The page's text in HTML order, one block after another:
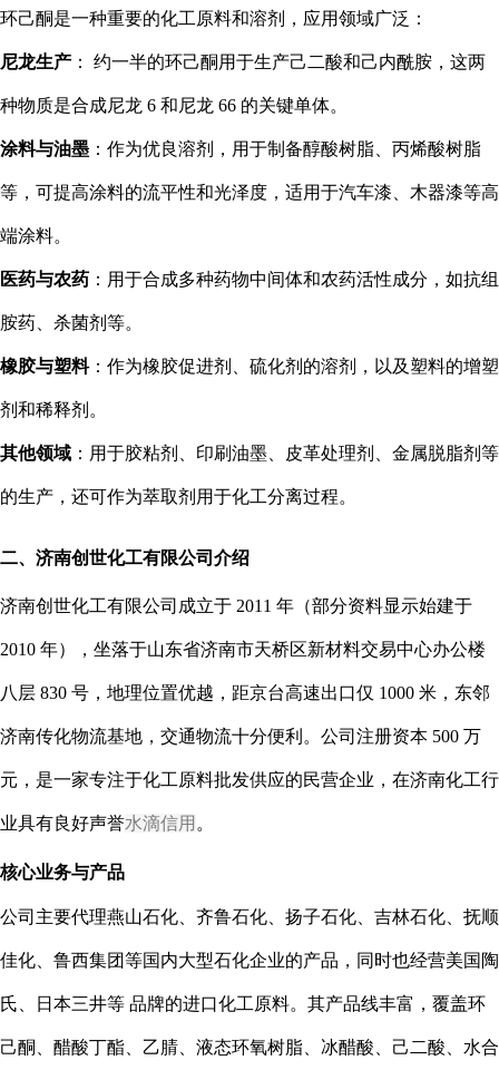
环己酮是一种重要的化工原料和溶剂，应用领域广泛：
尼龙生产 ： 约一半的环己酮用于生产己二酸和己内酰胺，这两
种物质是合成尼龙 6 和尼龙 66 的关键单体。
涂料与油墨 ：作为优良溶剂，用于制备醇酸树脂、丙烯酸树脂
等，可提高涂料的流平性和光泽度，适用于汽车漆、木器漆等高
端涂料。
医药与农药 ：用于合成多种药物中间体和农药活性成分，如抗组
胺药、杀菌剂等。
橡胶与塑料：作为橡胶促进剂、硫化剂的溶剂，以及塑料的增塑
剂和稀释剂。
其他领域 ：用于胶粘剂、印刷油墨、皮革处理剂、金属脱脂剂等
的生产，还可作为萃取剂用于化工分离过程。
二、济南创世化工有限公司介绍
济南创世化工有限公司成立于 2011 年（部分资料显示始建于
2010 年），坐落于山东省济南市天桥区新材料交易中心办公楼
八层 830 号，地理位置优越，距京台高速出口仅 1000 米，东邻
济南传化物流基地，交通物流十分便利。公司注册资本 500 万
元，是一家专注于化工原料批发供应的民营企业，在济南化工行
业具有良好声誉水滴信用 。
核心业务与产品
公司主要代理燕山石化、齐鲁石化、扬子石化、吉林石化、抚顺
佳化、鲁西集团等国内大型石化企业的产品，同时也经营美国陶
氏、日本三井等 品牌的进口化工原料。其产品线丰富，覆盖环
己酮、醋酸丁酯、乙腈、液态环氧树脂、冰醋酸、己二酸、水合